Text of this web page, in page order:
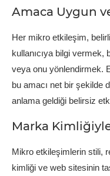
Amaca Uygun
Her mikro etkileşim,
kullanıcıya bilgi
veya onu yönlendirmek.
bu amacı net bir şekilde
anlama geldiği belirsiz
Marka
Mikro etkileşimlerin stili,
kimliği ve web sitesinin